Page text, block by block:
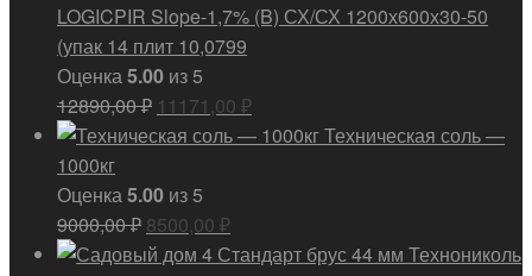
LOGICPIR Slope-1,7% (B) СХ/СХ 1200х600х30-50
(упак 14 плит 10,0799
Оценка5.00 из 5
12890,00₽ Первоначальная
цена
12890,00 ₽.
11171,00 ₽
цена:
Техническая соль —
1000кг
Оценка5.00 из 5
9000,00₽ Первоначальная
цена
8500,00 ₽
цена: